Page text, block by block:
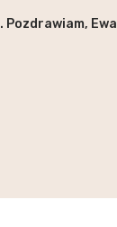
Pozdrawiam, Ewa